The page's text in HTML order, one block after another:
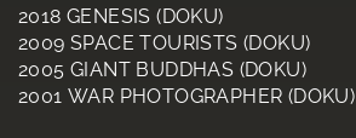
2018 GENESIS (DOKU)
2009 SPACE TOURISTS (DOKU)
2005 GIANT BUDDHAS (DOKU)
2001 WAR PHOTOGRAPHER (DOKU)